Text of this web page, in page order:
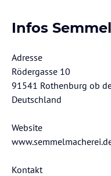
Infos
Adresse
Rödergasse 10
91541 Rothenburg ob
Deutschland
Website
Kontakt